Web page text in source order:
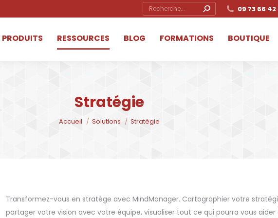
Search: 09 73 66 42
PRODUITS RESSOURCES BLOG FORMATIONS BOUTIQUE
Stratégie
Vous êtes ici :
Accueil Solutions Stratégie
Transformez-vous en stratège avec MindManager. Cartographier votre
partager votre vision avec votre équipe, visualiser tout ce qui pourra vous